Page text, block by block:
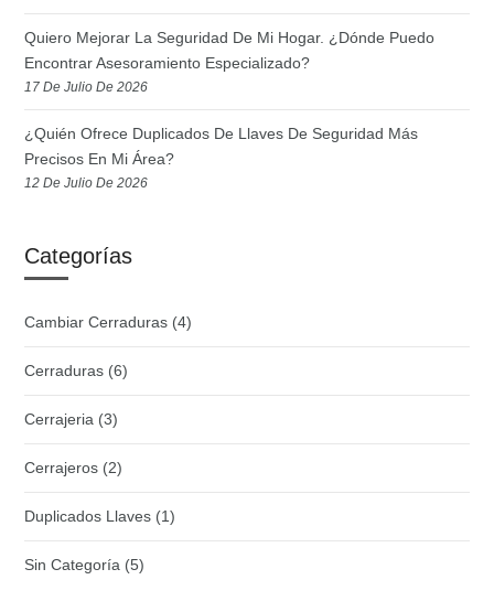
Quiero Mejorar La Seguridad De Mi Hogar. ¿Dónde Puedo
Encontrar Asesoramiento Especializado?
17 De Julio De 2026
¿Quién Ofrece Duplicados De Llaves De Seguridad Más
Precisos En Mi Área?
12 De Julio De 2026
Categorías
Cambiar Cerraduras (4)
Cerraduras (6)
Cerrajeria (3)
Cerrajeros (2)
Duplicados Llaves (1)
Sin Categoría (5)